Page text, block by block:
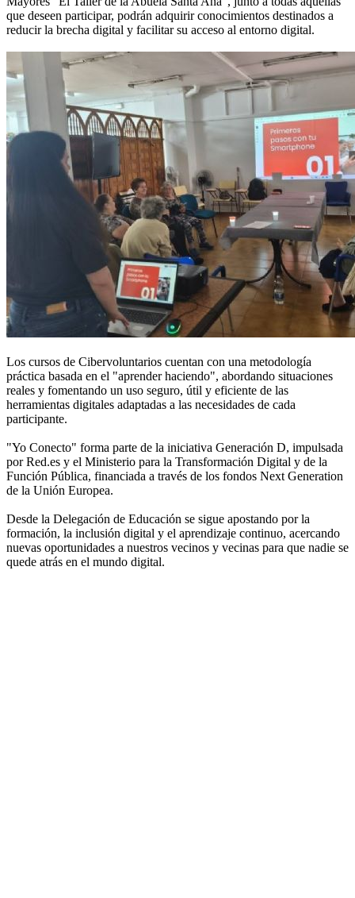
que deseen participar, podrán adquirir conocimientos destinados a
reducir la brecha digital y facilitar su acceso al entorno digital.
Los cursos de Cibervoluntarios cuentan con una metodología
práctica basada en el "aprender haciendo", abordando situaciones
reales y fomentando un uso seguro, útil y eficiente de las
herramientas digitales adaptadas a las necesidades de cada
participante.
"Yo Conecto" forma parte de la iniciativa Generación D, impulsada
por Red.es y el Ministerio para la Transformación Digital y de la
Función Pública, financiada a través de los fondos Next Generation
de la Unión Europea.
Desde la Delegación de Educación se sigue apostando por la
formación, la inclusión digital y el aprendizaje continuo, acercando
nuevas oportunidades a nuestros vecinos y vecinas para que nadie se
quede atrás en el mundo digital.